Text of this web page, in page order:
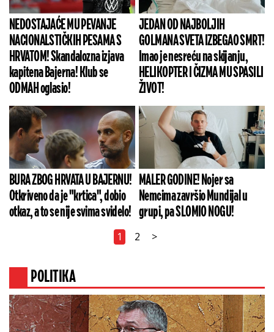
NEDOSTAJAĆE MU PEVANJE
NACIONALSTIČKIH PESAMA S
HRVATOM! Skandalozna izjava
kapitena Bajerna! Klub se
ODMAH oglasio!
JEDAN OD NAJBOLJIH
GOLMANA SVETA IZBEGAO SMRT!
Imao je nesreću na skijanju,
HELIKOPTER I ČIZMA MU SPASILI
ŽIVOT!
BURA ZBOG HRVATA U BAJERNU!
Otkriveno da je "krtica", dobio
otkaz, a to se nije svima svidelo!
MALER GODINE! Nojer sa
Nemcima završio Mundijal u
grupi, pa SLOMIO NOGU!
1 2 >
POLITIKA